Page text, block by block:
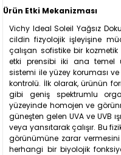
Ürün Etki Mekanizması
Vichy Ideal Soleil Yağsız
cildin fizyolojik işleyişine
çalışan sofistike bir
etki prensibi iki ana temel
sistemi ile yüzey koruması
kontrolü. İlk olarak, ürünün
gibi geniş spektrumlu
yüzeyinde homojen ve
güneşten gelen UVA ve UVB
veya yansıtarak çalışır. Bu
görünümüne zarar vermesini
herhangi bir biyolojik